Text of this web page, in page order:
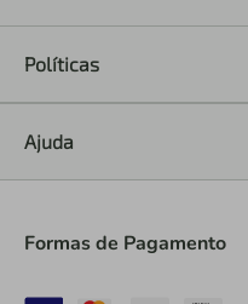
Políticas
Ajuda
Formas de Pagamento